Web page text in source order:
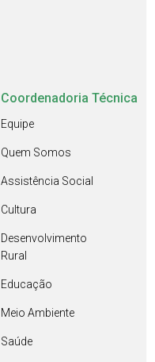
Coordenadoria Técnica
Equipe
Quem Somos
Assistência Social
Cultura
Desenvolvimento
Rural
Educação
Meio Ambiente
Saúde